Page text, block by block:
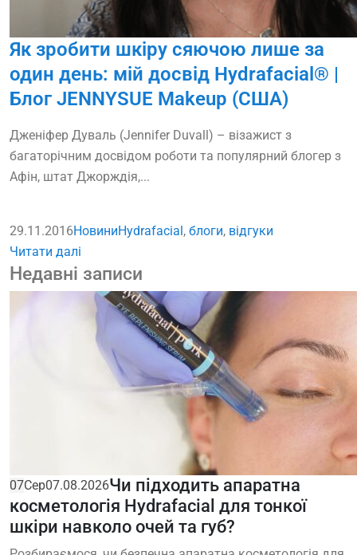
Як зробити шкіру сяючою лише за
один день: мій досвід Hydrafacial® |
Блог JENNYSUE Makeup (США)
Дженіфер Дуваль (Jennifer Duvall) – візажист з
багаторічним досвідом роботи та популярний блогер з
Афін, штат Джорждія,...
29.11.2016НовиниHydrafacial , блоги, відгуки
Читати далі
Недавні записи
07Сер07.08.2026Чи підходить апаратна
косметологія Hydrafacial для тонкої
шкіри навколо очей та губ?